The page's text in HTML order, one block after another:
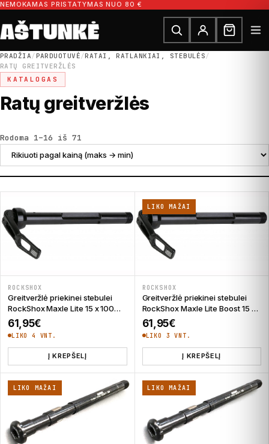
Pereiti prie turinio
NEMOKAMAS PRISTATYMAS NUO 80 €
Ieškoti dalių
Ieškoti
PRADŽIA/PARDUOTUVĖ/RATAI, RATLANKIAI, STEBULĖS/
RATŲ GREITVERŽLĖS
KATALOGAS
Ratų greitveržlės
Rodoma 1–16 iš 71
ROCKSHOX
Greitveržlė priekinei stebulei
RockShox Maxle Lite 15 x 100
mm
61,95€
LIKO 4 VNT.
Į KREPŠELĮ
LIKO MAŽAI
ROCKSHOX
Greitveržlė priekinei stebulei
RockShox Maxle Lite Boost 15 x
110 mm
61,95€
LIKO 3 VNT.
Į KREPŠELĮ
LIKO MAŽAI LIKO MAŽAI